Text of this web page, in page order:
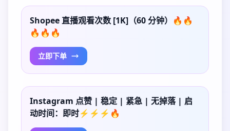
Shopee 直播观看次数 [1K]（60 分钟）🔥🔥
🔥🔥🔥
立即下单
Instagram 点赞 | 稳定 | 紧急 | 无掉落 | 启
动时间：即时⚡⚡⚡🔥